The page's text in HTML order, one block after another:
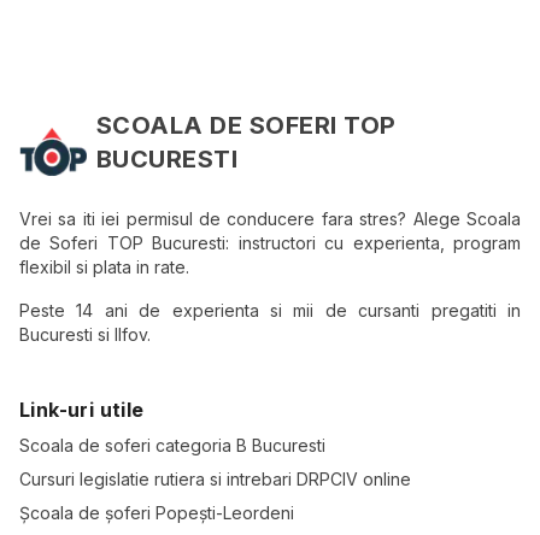
SCOALA DE SOFERI TOP
BUCURESTI
Vrei sa iti iei permisul de conducere fara stres? Alege Scoala
de Soferi TOP Bucuresti: instructori cu experienta, program
flexibil si plata in rate.
Peste 14 ani de experienta si mii de cursanti pregatiti in
Bucuresti si Ilfov.
Link-uri utile
Scoala de soferi categoria B Bucuresti
Cursuri legislatie rutiera si intrebari DRPCIV online
Școala de șoferi Popești-Leordeni